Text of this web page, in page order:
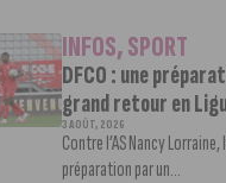
INFOS,SPORT
DFCO : une
grand retour en
3 AOÛT, 2026
Contre l’AS Nancy
préparation par un...